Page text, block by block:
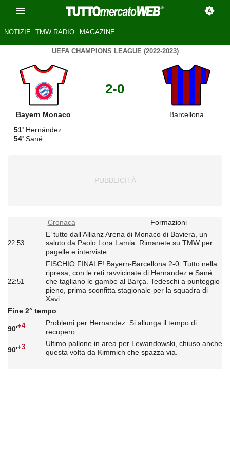
NOTIZIE TMW RADIO MAGAZINE
UEFA CHAMPIONS LEAGUE (2022-2023)
Bayern Monaco
2-0
Barcellona
51' Hernández
54' Sané
Cronaca Formazioni
22:53
E’ tutto dall’Allianz Arena di Monaco di Baviera, un
saluto da Paolo Lora Lamia. Rimanete su TMW per
pagelle e interviste.
22:51
FISCHIO FINALE! Bayern-Barcellona 2-0. Tutto nella
ripresa, con le reti ravvicinate di Hernandez e Sané
che tagliano le gambe al Barça. Tedeschi a punteggio
pieno, prima sconfitta stagionale per la squadra di
Xavi.
Fine 2° tempo
90'+4
Problemi per Hernandez. Si allunga il tempo di
recupero.
90'+3
Ultimo pallone in area per Lewandowski, chiuso anche
questa volta da Kimmich che spazza via.